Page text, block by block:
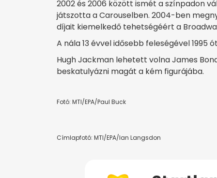
2002 és 2006 között ismét a színpadon
játszotta a Carouselben. 2004-ben
díjait kiemelkedő tehetségéért a
A nála 13 évvel idősebb feleségével
Hugh Jackman lehetett volna James
beskatulyázni magát a kém figurájába.
Fotó: MTI/EPA/Paul Buck
Címlapfotó: MTI/EPA/Ian Langsdon